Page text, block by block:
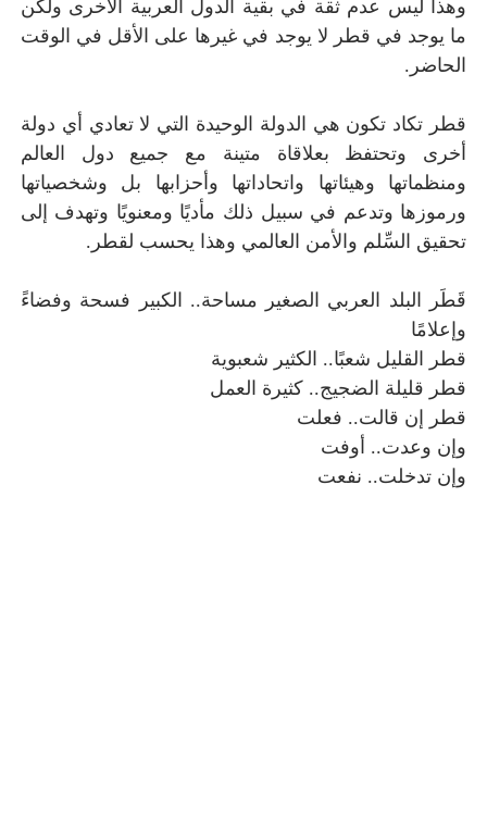
وهذا ليس عدم ثقة في بقية الدول العربية الأخرى ولكن
ما يوجد في قطر لا يوجد في غيرها على الأقل في الوقت
الحاضر.
قطر تكاد تكون هي الدولة الوحيدة التي لا تعادي أي دولة
أخرى وتحتفظ بعلاقاة متينة مع جميع دول العالم
ومنظماتها وهيئاتها واتحاداتها وأحزابها بل وشخصياتها
ورموزها وتدعم في سبيل ذلك مأديًا ومعنويًا وتهدف إلى
تحقيق السِّلم والأمن العالمي وهذا يحسب لقطر.
قَطَر البلد العربي الصغير مساحة.. الكبير فسحة وفضاءً
وإعلامًا
قطر القليل شعبًا.. الكثير شعبوية
قطر قليلة الضجيج.. كثيرة العمل
قطر إن قالت.. فعلت
وإن وعدت.. أوفت
وإن تدخلت.. نفعت